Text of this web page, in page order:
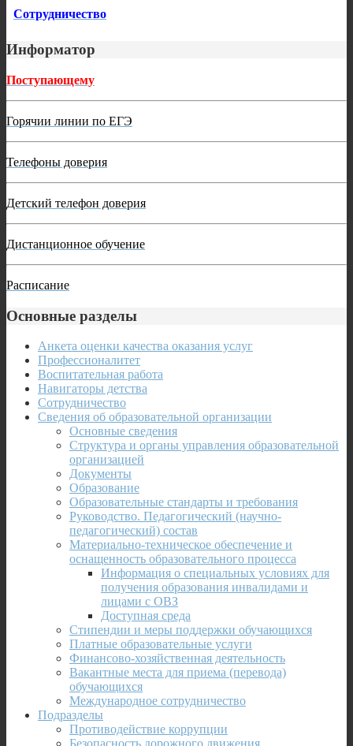
Сотрудничество
Информатор
Поступающему
Горячии линии по ЕГЭ
Телефоны доверия
Детский телефон доверия
Дистанционное обучение
Расписание
Основные разделы
Анкета оценки качества оказания услуг
Профессионалитет
Воспитательная работа
Навигаторы детства
Сотрудничество
Сведения об образовательной организации
Основные сведения
Структура и органы управления образовательной
организацией
Документы
Образование
Образовательные стандарты и требования
Руководство. Педагогический (научно-
педагогический) состав
Материально-техническое обеспечение и
оснащенность образовательного процесса
Информация о специальных условиях для
получения образования инвалидами и
лицами с ОВЗ
Доступная среда
Стипендии и меры поддержки обучающихся
Платные образовательные услуги
Финансово-хозяйственная деятельность
Вакантные места для приема (перевода)
обучающихся
Международное сотрудничество
Подразделы
Противодействие коррупции